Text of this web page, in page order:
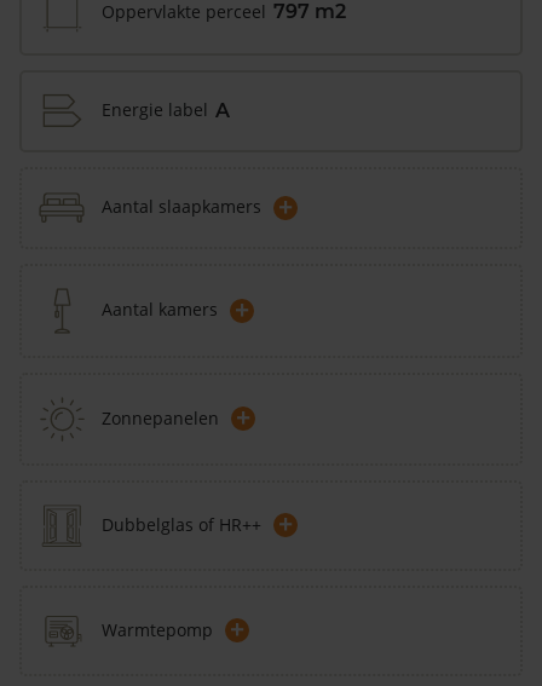
Oppervlakte perceel 797 m2
Energie label A
Aantal slaapkamers +
Aantal kamers +
Zonnepanelen +
Dubbelglas of HR++ +
Warmtepomp +